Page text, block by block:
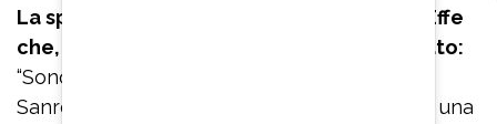
La spiegazione non aveva convinto Tony Effe
che, subito dopo l’accaduto, aveva sbottato:
“Sono inca**ato nero, mo’ so ca**i. Per me
Sanremo è finito oggi. Fine”. “Per me l’outfit è una